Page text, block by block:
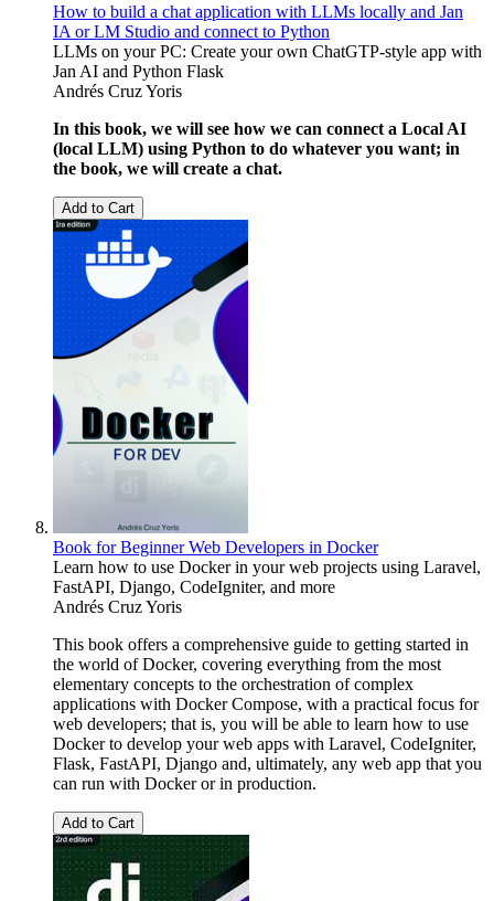
How to build a chat application with LLMs locally and Jan
IA or LM Studio and connect to Python
LLMs on your PC: Create your own ChatGTP-style app with
Jan AI and Python Flask
Andrés Cruz Yoris
In this book, we will see how we can connect a Local AI
(local LLM) using Python to do whatever you want; in
the book, we will create a chat.
Add to Cart
Book for Beginner Web Developers in Docker
Learn how to use Docker in your web projects using Laravel,
FastAPI, Django, CodeIgniter, and more
Andrés Cruz Yoris
This book offers a comprehensive guide to getting started in
the world of Docker, covering everything from the most
elementary concepts to the orchestration of complex
applications with Docker Compose, with a practical focus for
web developers; that is, you will be able to learn how to use
Docker to develop your web apps with Laravel, CodeIgniter,
Flask, FastAPI, Django and, ultimately, any web app that you
can run with Docker or in production.
Add to Cart